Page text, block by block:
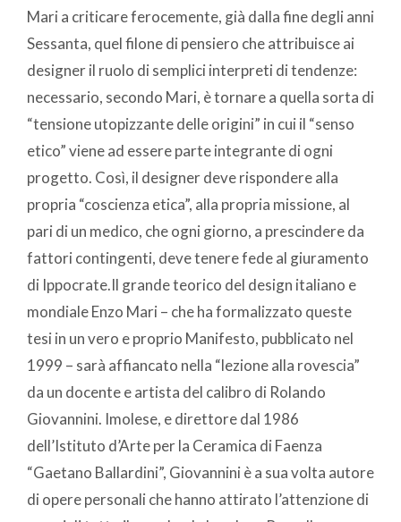
Mari a criticare ferocemente, già dalla fine degli anni
Sessanta, quel filone di pensiero che attribuisce ai
designer il ruolo di semplici interpreti di tendenze:
necessario, secondo Mari, è tornare a quella sorta di
“tensione utopizzante delle origini” in cui il “senso
etico” viene ad essere parte integrante di ogni
progetto. Così, il designer deve rispondere alla
propria “coscienza etica”, alla propria missione, al
pari di un medico, che ogni giorno, a prescindere da
fattori contingenti, deve tenere fede al giuramento
di Ippocrate.Il grande teorico del design italiano e
mondiale Enzo Mari – che ha formalizzato queste
tesi in un vero e proprio Manifesto, pubblicato nel
1999 – sarà affiancato nella “lezione alla rovescia”
da un docente e artista del calibro di Rolando
Giovannini. Imolese, e direttore dal 1986
dell’Istituto d’Arte per la Ceramica di Faenza
“Gaetano Ballardini”, Giovannini è a sua volta autore
di opere personali che hanno attirato l’attenzione di